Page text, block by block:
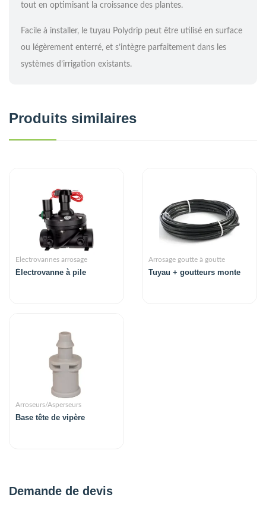
tout en optimisant la croissance des plantes.
Facile à installer, le tuyau Polydrip peut être utilisé en surface
ou légèrement enterré, et s’intègre parfaitement dans les
systèmes d’irrigation existants.
Produits similaires
Electrovannes arrosage
Électrovanne à pile
Arrosage goutte à goutte
Tuyau + goutteurs monte
Arroseurs/Asperseurs
Base tête de vipère
Demande de devis